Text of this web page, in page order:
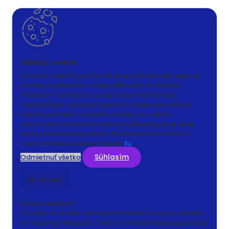
S cieľom uľahčiť používateľom používať naše webové
stránky využívame cookies. Kliknutím na tlačidlo
"Súhlasím" súhlasíte s použitím preferenčných,
štatistických aj marketingových cookies pre nás aj
našich partnerov. Funkčné cookies sú v rámci
zachovania funkčnosti webu používané počas celej
doby prehliadania webom. Podrobné informácie a
nastavenia ku cookies nájdete tu.
Odmietnuť všetko
Súhlasím
Zavrieť
Čo sú cookies?
Cookies sú krátke textové informácie, ktoré sú uložené
vo Vašom prehliadači. Tieto informácie bežne používajú